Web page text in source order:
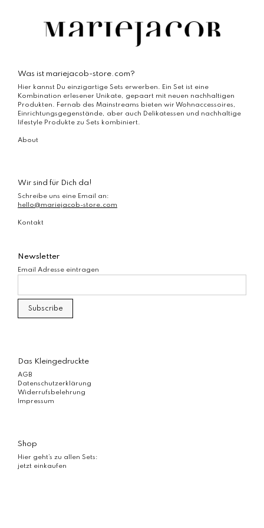
der
Produktseite
Was ist mariejacob-store.com?
Hier kannst Du einzigartige Sets erwerben. Ein Set ist eine
Kombination erlesener Unikate, gepaart mit neuen nachhaltigen
Produkten. Fernab des Mainstreams bieten wir Wohnaccessoires,
Einrichtungsgegenstände, aber auch Delikatessen und nachhaltige
lifestyle Produkte zu Sets kombiniert.
About
Wir sind für Dich da!
Schreibe uns eine Email an:
hello@mariejacob-store.com
Kontakt
Newsletter
Email Adresse eintragen
Das Kleingedruckte
AGB
Datenschutzerklärung
Widerrufsbelehrung
Impressum
Shop
Hier geht’s zu allen Sets:
jetzt einkaufen